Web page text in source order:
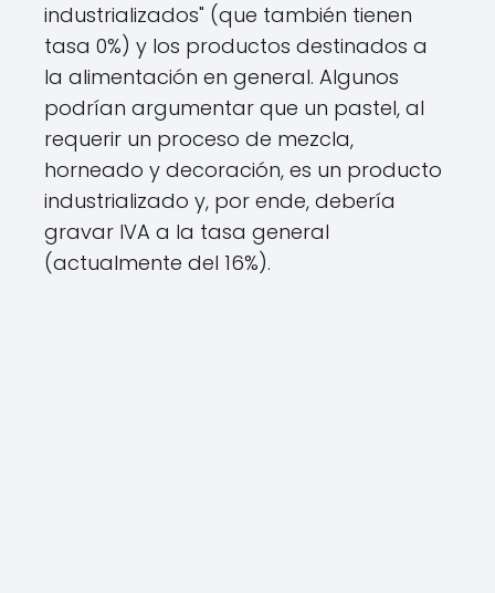
industrializados" (que también tienen
tasa 0%) y los productos destinados a
la alimentación en general. Algunos
podrían argumentar que un pastel, al
requerir un proceso de mezcla,
horneado y decoración, es un producto
industrializado y, por ende, debería
gravar IVA a la tasa general
(actualmente del 16%).